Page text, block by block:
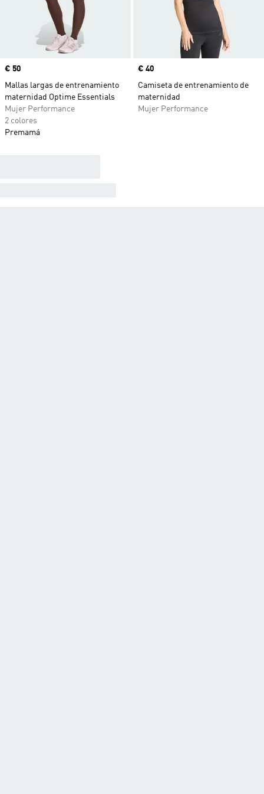
Precio
€ 50
Mallas largas de entrenamiento
maternidad Optime Essentials
Mujer Performance
2 colores
Premamá
Precio
€ 40
Camiseta de entrenamiento de
maternidad
Mujer Performance